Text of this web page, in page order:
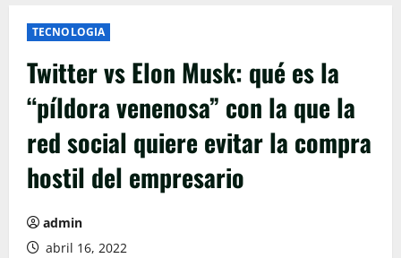
TECNOLOGIA
Twitter vs Elon Musk: qué es la
“píldora venenosa” con la que la
red social quiere evitar la compra
hostil del empresario
admin
abril 16, 2022